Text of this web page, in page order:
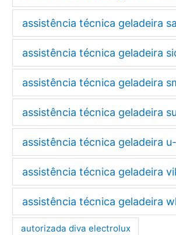
assistência técnica geladeira
assistência técnica geladeira
assistência técnica geladeira
assistência técnica geladeira
assistência técnica geladeira
assistência técnica geladeira
assistência técnica geladeira
autorizada diva electrolux